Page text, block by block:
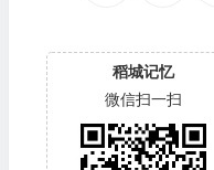
稻城记忆
微信扫一扫